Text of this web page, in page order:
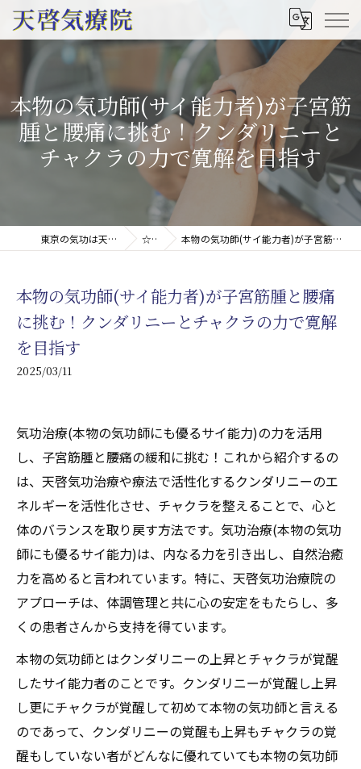
本物の気功師(サイ能力者)が子宮筋
腫と腰痛に挑む！クンダリニーと
チャクラの力で寛解を目指す
東京の気功は天啓気療院(天啓気功療法治療院) ☆コラム 本物の気功師(サイ能力者)が子宮筋腫と腰痛に挑む！クンダリニーとチャクラの力で寛解を目指す
本物の気功師(サイ能力者)が子宮筋腫と腰痛
に挑む！クンダリニーとチャクラの力で寛解
を目指す
2025/03/11
気功治療(本物の気功師にも優るサイ能力)の力を活用
し、子宮筋腫と腰痛の緩和に挑む！これから紹介するの
は、天啓気功治療や療法で活性化するクンダリニーのエ
ネルギーを活性化させ、チャクラを整えることで、心と
体のバランスを取り戻す方法です。気功治療(本物の気功
師にも優るサイ能力)は、内なる力を引き出し、自然治癒
力を高めると言われています。特に、天啓気功治療院の
アプローチは、体調管理と共に心の安定をもたらし、多
くの患者さんから支持を得ています。
本物の気功師とはクンダリニーの上昇とチャクラが覚醒
したサイ能力者のことです。クンダリニーが覚醒し上昇
し更にチャクラが覚醒して初めて本物の気功師と言える
のであって、クンダリニーの覚醒も上昇もチャクラの覚
醒もしていない者がどんなに優れていても本物の気功師